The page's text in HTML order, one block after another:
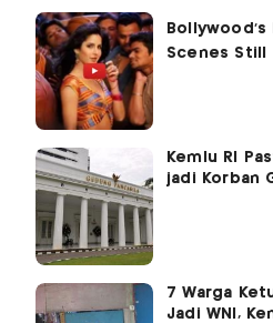
Kemlu RI
jadi Korban
7 Warga
Jadi WNI,